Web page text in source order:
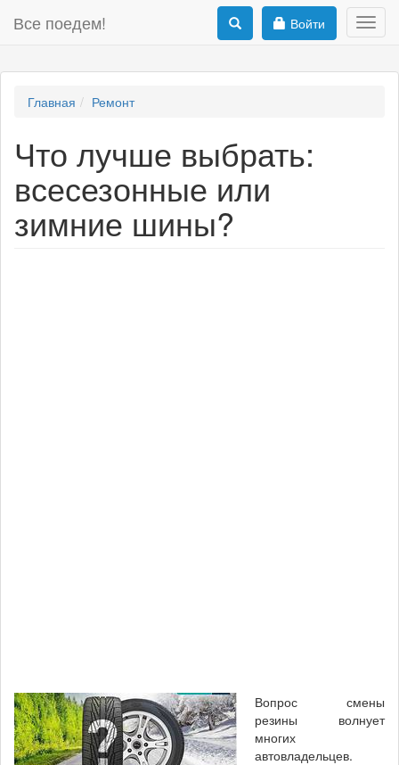
Все поедем! Войти
Главная Ремонт
Что лучше выбрать:
всесезонные или
зимние шины?
Вопрос смены
резины волнует
многих
автовладельцев.